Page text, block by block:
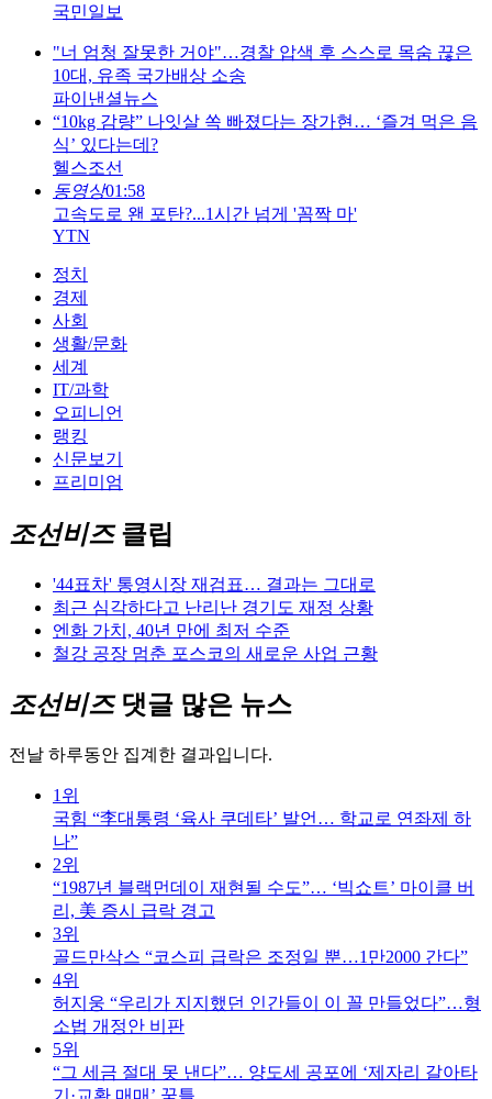
국민일보
"너 엄청 잘못한 거야"…경찰 압색 후 스스로 목숨 끊은
10대, 유족 국가배상 소송
파이낸셜뉴스
“10kg 감량” 나잇살 쏙 빠졌다는 장가현… ‘즐겨 먹은 음
식’ 있다는데?
헬스조선
동영상01:58
고속도로 왠 포탄?...1시간 넘게 '꼼짝 마'
YTN
정치
경제
사회
생활/문화
세계
IT/과학
오피니언
랭킹
신문보기
프리미엄
조선비즈클립
'44표차' 통영시장 재검표… 결과는 그대로
최근 심각하다고 난리난 경기도 재정 상황
엔화 가치, 40년 만에 최저 수준
철강 공장 멈춘 포스코의 새로운 사업 근황
조선비즈댓글 많은 뉴스
전날 하루동안 집계한 결과입니다.
1위
국힘 “李대통령 ‘육사 쿠데타’ 발언… 학교로 연좌제 하
나”
2위
“1987년 블랙먼데이 재현될 수도”… ‘빅쇼트’ 마이클 버
리, 美 증시 급락 경고
3위
골드만삭스 “코스피 급락은 조정일 뿐…1만2000 간다”
4위
허지웅 “우리가 지지했던 인간들이 이 꼴 만들었다”…형
소법 개정안 비판
5위
“그 세금 절대 못 낸다”… 양도세 공포에 ‘제자리 갈아타